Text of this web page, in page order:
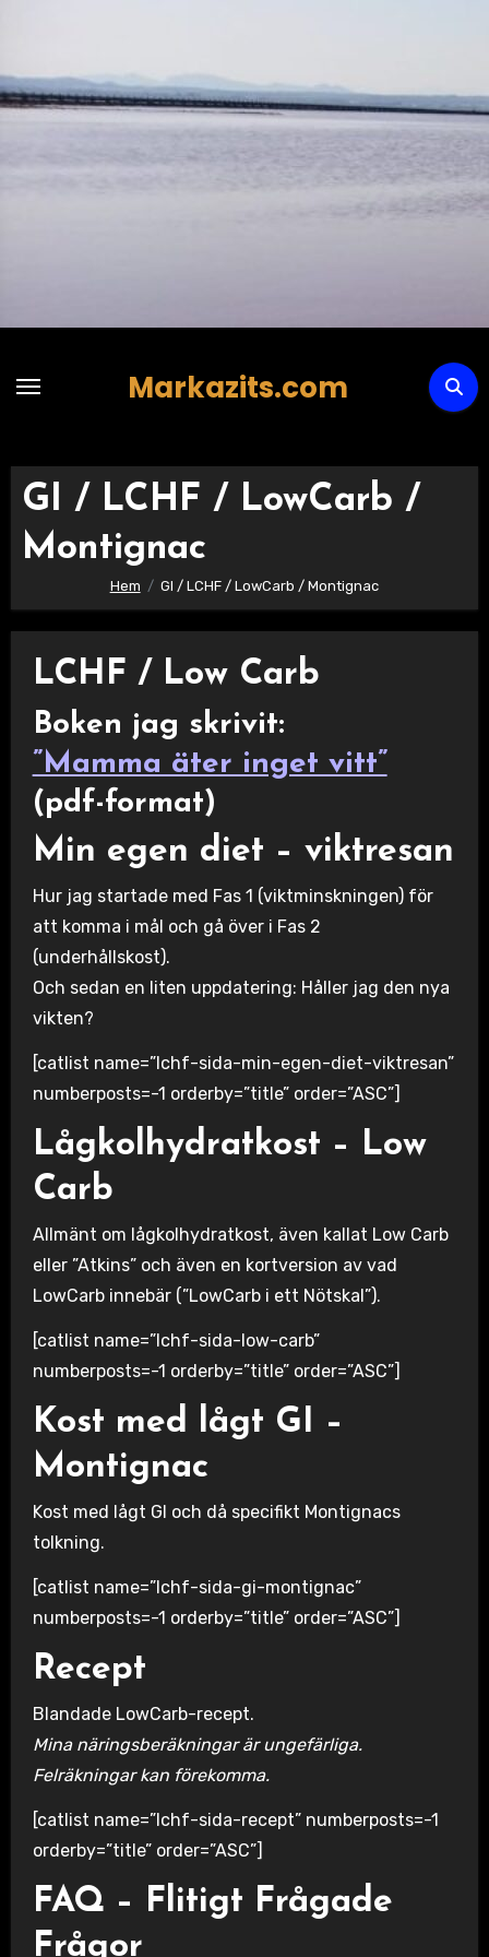
innehåll
Markazits.com
GI / LCHF / LowCarb /
Montignac
Hem GI / LCHF / LowCarb / Montignac
LCHF / Low Carb
Boken jag skrivit:
”Mamma äter inget vitt”
(pdf-format)
Min egen diet – viktresan
Hur jag startade med Fas 1 (viktminskningen) för
att komma i mål och gå över i Fas 2
(underhållskost).
Och sedan en liten uppdatering: Håller jag den nya
vikten?
[catlist name=”lchf-sida-min-egen-diet-viktresan”
numberposts=-1 orderby=”title” order=”ASC”]
Lågkolhydratkost – Low
Carb
Allmänt om lågkolhydratkost, även kallat Low Carb
eller ”Atkins” och även en kortversion av vad
LowCarb innebär (”LowCarb i ett Nötskal”).
[catlist name=”lchf-sida-low-carb”
numberposts=-1 orderby=”title” order=”ASC”]
Kost med lågt GI –
Montignac
Kost med lågt GI och då specifikt Montignacs
tolkning.
[catlist name=”lchf-sida-gi-montignac”
numberposts=-1 orderby=”title” order=”ASC”]
Recept
Blandade LowCarb-recept.
Mina näringsberäkningar är ungefärliga.
Felräkningar kan förekomma.
[catlist name=”lchf-sida-recept” numberposts=-1
orderby=”title” order=”ASC”]
FAQ – Flitigt Frågade
Frågor